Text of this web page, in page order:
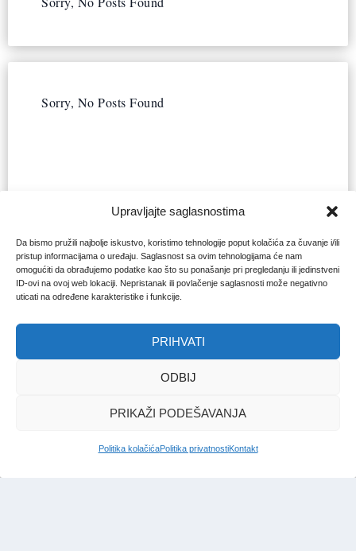
Upravljajte saglasnostima
Da bismo pružili najbolje iskustvo, koristimo tehnologije poput kolačića za čuvanje i/ili
pristup informacijama o uređaju. Saglasnost sa ovim tehnologijama će nam
omogućiti da obrađujemo podatke kao što su ponašanje pri pregledanju ili jedinstveni
ID-ovi na ovoj web lokaciji. Nepristanak ili povlačenje saglasnosti može negativno
uticati na određene karakteristike i funkcije.
PRIHVATI
ODBIJ
PRIKAŽI PODEŠAVANJA
Politika kolačićaPolitika privatnostiKontakt
Sorry, No Posts Found